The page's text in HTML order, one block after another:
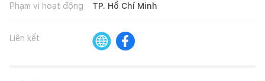
Phạm vi hoạt động TP. Hồ Chí Minh
Liên kết